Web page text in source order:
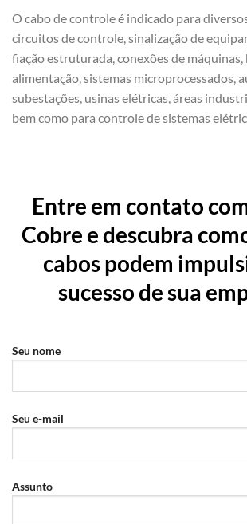
O cabo de controle é indicado para
circuitos de controle, sinalização de
fiação estruturada, conexões de
alimentação, sistemas microprocessados,
subestações, usinas elétricas, áreas
bem como para controle de sistemas
Entre em contato
Cobre e descubra
cabos podem
sucesso de sua
Seu nome
Seu e-mail
Assunto